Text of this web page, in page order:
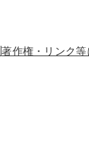
著作権・リンク等